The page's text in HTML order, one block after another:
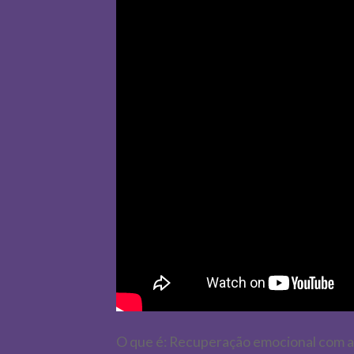
O que é: Recuperação emocional com